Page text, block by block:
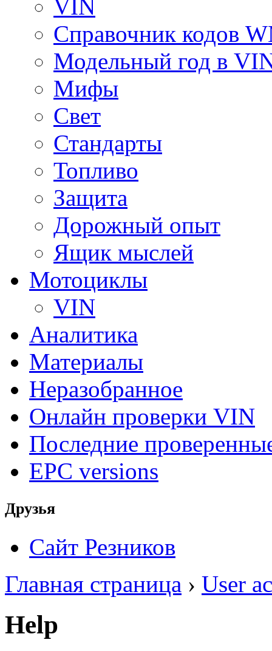
VIN
Справочник кодов
Модельный год в
Мифы
Свет
Стандарты
Топливо
Защита
Дорожный опыт
Ящик мыслей
Мотоциклы
VIN
Аналитика
Материалы
Неразобранное
Онлайн проверки VIN
Последние
EPC versions
Друзья
Сайт Резников
Главная страница › User
Help